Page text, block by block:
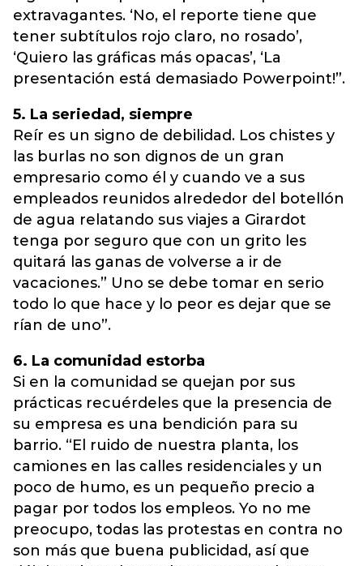
extravagantes. ‘No, el reporte tiene que
tener subtítulos rojo claro, no rosado’,
‘Quiero las gráficas más opacas’, ‘La
presentación está demasiado Powerpoint!”.
5. La seriedad, siempre
Reír es un signo de debilidad. Los chistes y
las burlas no son dignos de un gran
empresario como él y cuando ve a sus
empleados reunidos alrededor del botellón
de agua relatando sus viajes a Girardot
tenga por seguro que con un grito les
quitará las ganas de volverse a ir de
vacaciones.” Uno se debe tomar en serio
todo lo que hace y lo peor es dejar que se
rían de uno”.
6. La comunidad estorba
Si en la comunidad se quejan por sus
prácticas recuérdeles que la presencia de
su empresa es una bendición para su
barrio. “El ruido de nuestra planta, los
camiones en las calles residenciales y un
poco de humo, es un pequeño precio a
pagar por todos los empleos. Yo no me
preocupo, todas las protestas en contra no
son más que buena publicidad, así que